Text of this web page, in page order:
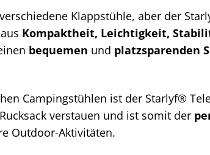
Klappstühle, aber der
aus Kompaktheit, Leichtigkeit,
bequemen und platzsparenden
Campingstühlen ist der Starlyf®
verstauen und ist somit der
Outdoor-Aktivitäten.